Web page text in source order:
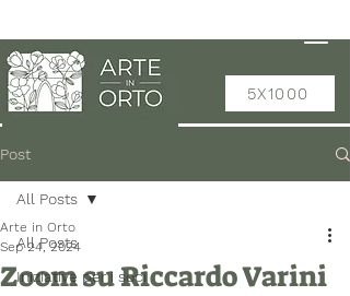
5X1000
Post
All Posts
Iniziative per i soci
All Posts
Zoom su Riccardo Varini
Arte in Orto
Sep 24, 2024